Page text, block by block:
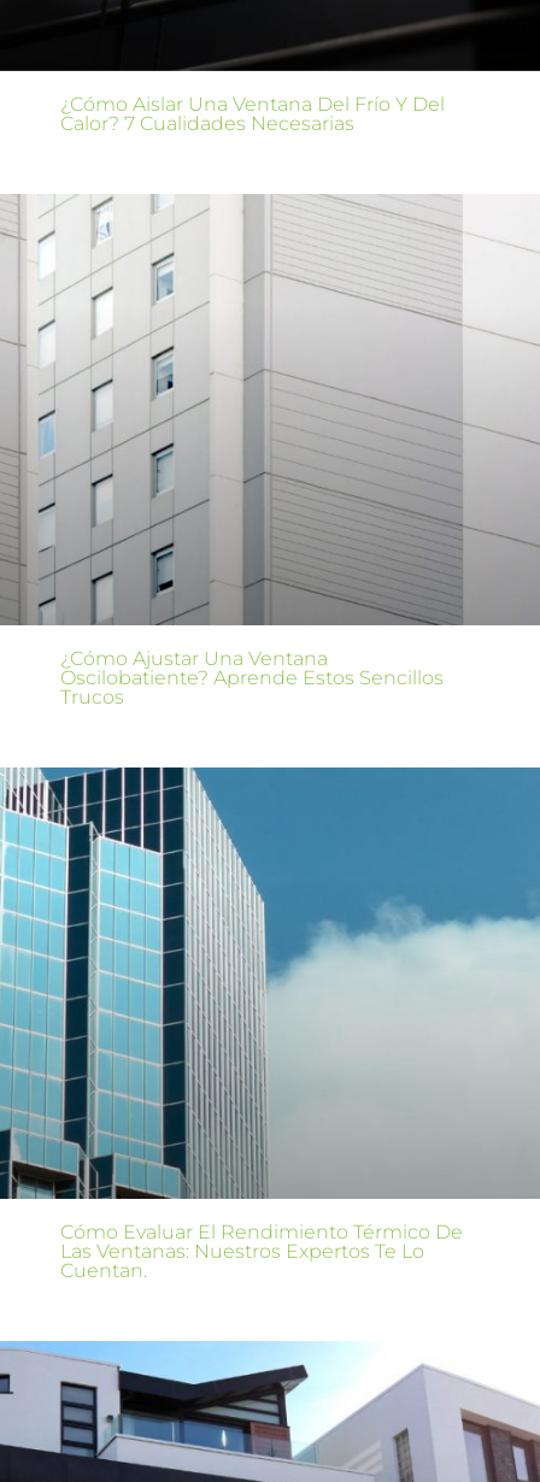
¿Cómo Aislar Una Ventana Del Frío Y Del
Calor? 7 Cualidades Necesarias
¿Cómo Ajustar Una Ventana
Oscilobatiente? Aprende Estos Sencillos
Trucos
Cómo Evaluar El Rendimiento Térmico De
Las Ventanas: Nuestros Expertos Te Lo
Cuentan.